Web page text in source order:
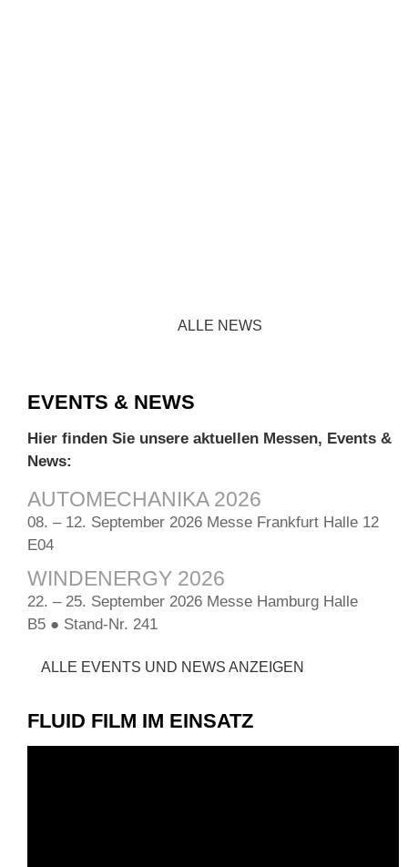
ALLE NEWS
EVENTS & NEWS
Hier finden Sie unsere aktuellen Messen, Events &
News:
AUTOMECHANIKA 2026
08. – 12. September 2026 Messe Frankfurt Halle 12
E04
WINDENERGY 2026
22. – 25. September 2026 Messe Hamburg Halle
B5 ● Stand-Nr. 241
ALLE EVENTS UND NEWS ANZEIGEN
FLUID FILM IM EINSATZ